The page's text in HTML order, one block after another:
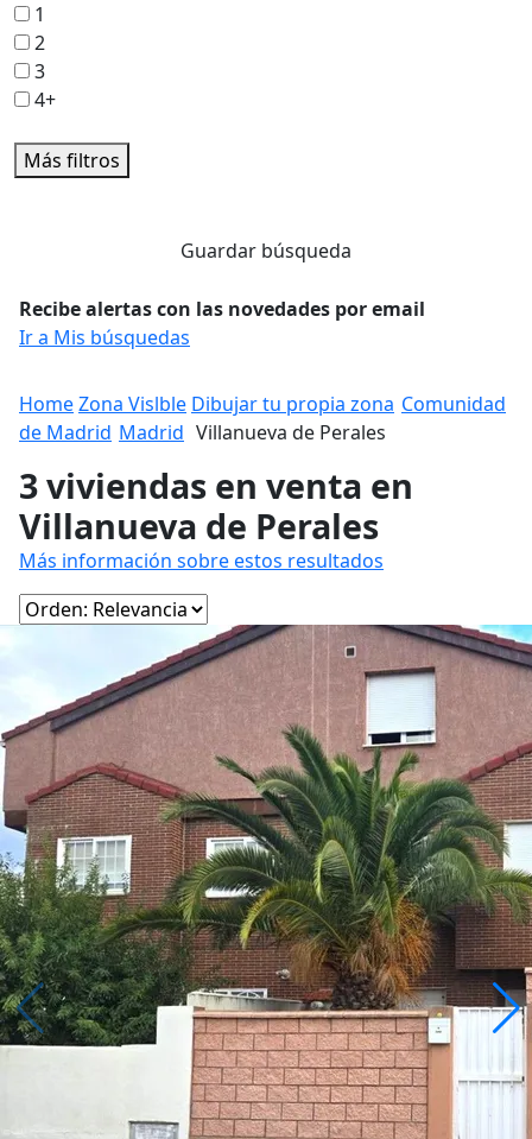
1
2
3
4+
Más filtros
Guardar búsqueda
Recibe alertas con las novedades por email
Ir a Mis búsquedas
HomeZona Vislble Dibujar tu propia zona Comunidad
de Madrid Madrid Villanueva de Perales
3 viviendas en venta en
Villanueva de Perales
Más información sobre estos resultados